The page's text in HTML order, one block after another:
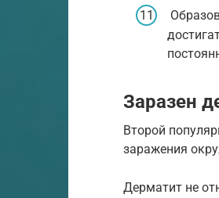
Заразен
Второй
заражения
Дерматит не